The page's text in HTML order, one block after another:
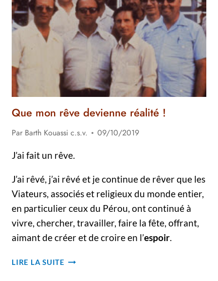
SAINT-
VIATEUR
Que mon rêve devienne réalité !
Par Barth Kouassi c.s.v.
09/10/2019
J’ai fait un rêve.
J’ai rêvé, j’ai rêvé et je continue de rêver que les
Viateurs, associés et religieux du monde entier,
en particulier ceux du Pérou, ont continué à
vivre, chercher, travailler, faire la fête, offrant,
aimant de créer et de croire en l’espoir.
LIRE LA SUITE QUE